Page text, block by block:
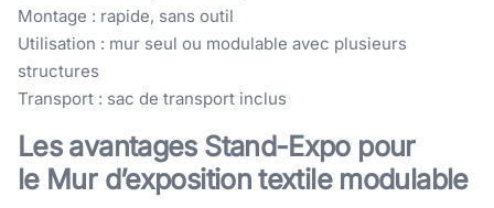
Montage : rapide, sans outil
Utilisation : mur seul ou modulable avec plusieurs
structures
Transport : sac de transport inclus
Les avantages Stand-Expo pour
le Mur d’exposition textile modulable